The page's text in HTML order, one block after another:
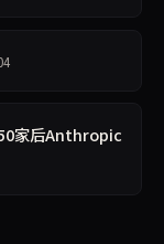
家后Anthropic